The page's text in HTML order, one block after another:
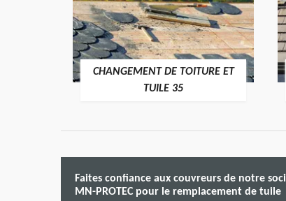
CHANGEMENT DE TOITURE ET
TUILE 35
Faites confiance aux couvreurs de notre
MN-PROTEC pour le remplacement de tuile